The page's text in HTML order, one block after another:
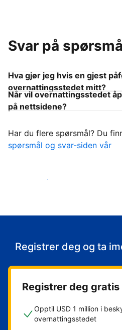
Svar på
Hva gjør jeg hvis en gjest
overnattingsstedet mitt?
Når vil overnattingsstedet
på nettsidene?
Har du flere spørsmål? Du
spørsmål og svar-siden vår
Ta imot gjestene
Registrer deg og ta
Registrer deg gratis
Opptil USD 1 million i
overnattingsstedet